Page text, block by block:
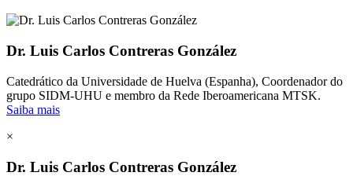
Dr. Luis Carlos Contreras González
Catedrático da Universidade de Huelva (Espanha), Coordenador do
grupo SIDM-UHU e membro da Rede Iberoamericana MTSK.
Saiba mais
×
Dr. Luis Carlos Contreras González